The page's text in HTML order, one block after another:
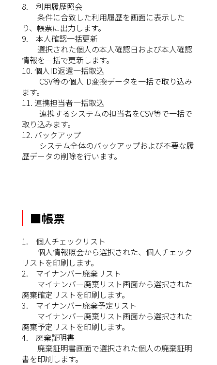
8. 利用履歴照会
条件に合致した利用履歴を画面に表示した
り、帳票に出力します。
9. 本人確認一括更新
選択された個人の本人確認日および本人確認
情報を一括で更新します。
10. 個人ID返還一括取込
CSV等の個人ID変換データを一括で取り込み
ます。
11. 連携担当者一括取込
連携するシステムの担当者をCSV等で一括で
取り込みます。
12. バックアップ
システム全体のバックアップおよび不要な履
歴データの削除を行います。
■帳票
1. 個人チェックリスト
個人情報照会から選択された、個人チェック
リストを印刷します。
2. マイナンバー廃棄リスト
マイナンバー廃棄リスト画面から選択された
廃棄確定リストを印刷します。
3. マイナンバー廃棄予定リスト
マイナンバー廃棄リスト画面から選択された
廃棄予定リストを印刷します。
4. 廃棄証明書
廃棄証明書画面で選択された個人の廃棄証明
書を印刷します。